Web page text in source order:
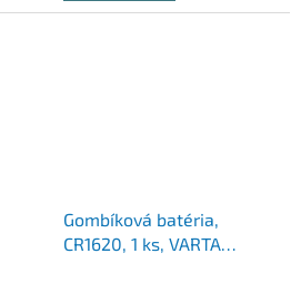
Gombíková batéria,
CR1620, 1 ks, VARTA